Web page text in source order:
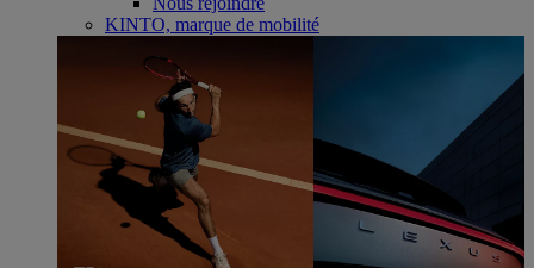
KINTO, marque de mobilité